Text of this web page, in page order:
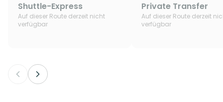
Shuttle-Express
Auf dieser Route derzeit nicht
verfügbar
Private Transfer
Auf dieser Route derzeit
verfügbar